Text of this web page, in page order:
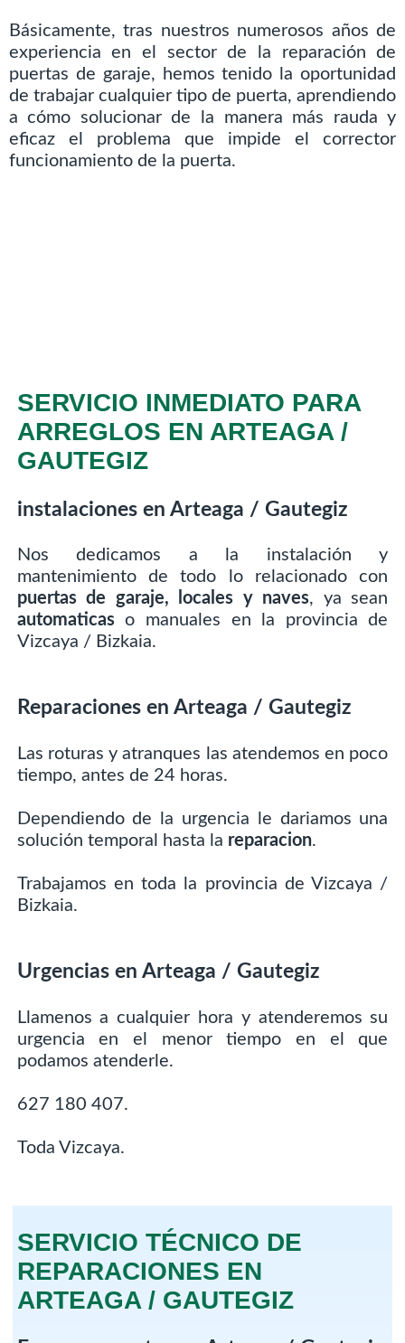
Básicamente, tras nuestros numerosos años de
experiencia en el sector de la reparación de
puertas de garaje, hemos tenido la oportunidad
de trabajar cualquier tipo de puerta, aprendiendo
a cómo solucionar de la manera más rauda y
eficaz el problema que impide el corrector
funcionamiento de la puerta.
SERVICIO INMEDIATO PARA
ARREGLOS EN ARTEAGA /
GAUTEGIZ
instalaciones en Arteaga / Gautegiz
Nos dedicamos a la instalación y
mantenimiento de todo lo relacionado con
puertas de garaje, locales y naves, ya sean
automaticaso manuales en la provincia de
Vizcaya / Bizkaia.
Reparaciones en Arteaga / Gautegiz
Las roturas y atranques las atendemos en poco
tiempo, antes de 24 horas.
Dependiendo de la urgencia le dariamos una
solución temporal hasta la reparacion.
Trabajamos en toda la provincia de Vizcaya /
Bizkaia.
Urgencias en Arteaga / Gautegiz
Llamenos a cualquier hora y atenderemos su
urgencia en el menor tiempo en el que
podamos atenderle.
627 180 407.
Toda Vizcaya.
SERVICIO TÉCNICO DE
REPARACIONES EN
ARTEAGA / GAUTEGIZ